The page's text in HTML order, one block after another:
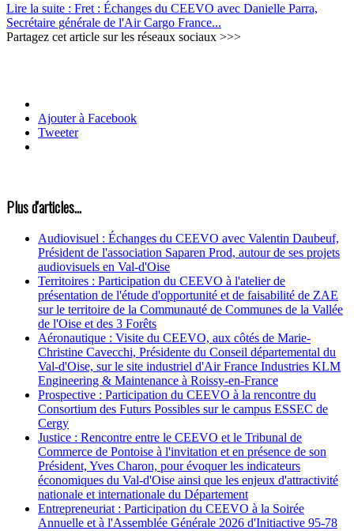
Lire la suite : Fret : Échanges du CEEVO avec Danielle Parra,
Secrétaire générale de l'Air Cargo France...
Partagez cet article sur les réseaux sociaux >>>
Ajouter à Facebook
Tweeter
Plus d'articles...
Audiovisuel : Échanges du CEEVO avec Valentin Daubeuf,
Président de l'association Saparen Prod, autour de ses projets
audiovisuels en Val-d'Oise
Territoires : Participation du CEEVO à l'atelier de
présentation de l'étude d'opportunité et de faisabilité de ZAE
sur le territoire de la Communauté de Communes de la Vallée
de l'Oise et des 3 Forêts
Aéronautique : Visite du CEEVO, aux côtés de Marie-
Christine Cavecchi, Présidente du Conseil départemental du
Val-d'Oise, sur le site industriel d'Air France Industries KLM
Engineering & Maintenance à Roissy-en-France
Prospective : Participation du CEEVO à la rencontre du
Consortium des Futurs Possibles sur le campus ESSEC de
Cergy
Justice : Rencontre entre le CEEVO et le Tribunal de
Commerce de Pontoise à l'invitation et en présence de son
Président, Yves Charon, pour évoquer les indicateurs
économiques du Val-d'Oise ainsi que les enjeux d'attractivité
nationale et internationale du Département
Entrepreneuriat : Participation du CEEVO à la Soirée
Annuelle et à l'Assemblée Générale 2026 d'Initiactive 95-78